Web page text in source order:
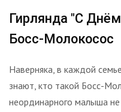
Гирлянда "С
Босс-Молокосос
Наверняка, в каждой
знают, кто такой Босс-
неординарного малыша